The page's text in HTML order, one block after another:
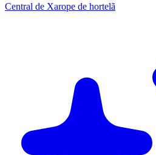
Central de Xarope de hortelã